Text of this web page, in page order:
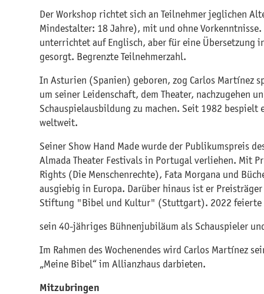
Der Workshop richtet sich an Teilnehmer jeglichen
Mindestalter: 18 Jahre), mit und ohne Vorkenntnisse.
unterrichtet auf Englisch, aber für eine Übersetzung
gesorgt. Begrenzte Teilnehmerzahl.
In Asturien (Spanien) geboren, zog Carlos Martínez
um seiner Leidenschaft, dem Theater, nachzugehen
Schauspielausbildung zu machen. Seit 1982 bespielt
weltweit.
Seiner Show Hand Made wurde der Publikumspreis
Almada Theater Festivals in Portugal verliehen. Mit
Rights (Die Menschenrechte), Fata Morgana und
ausgiebig in Europa. Darüber hinaus ist er
Stiftung "Bibel und Kultur" (Stuttgart). 2022 feierte
sein 40-jähriges Bühnenjubiläum als Schauspieler
Im Rahmen des Wochenendes wird Carlos Martínez
„Meine Bibel“ im Allianzhaus darbieten.
Mitzubringen